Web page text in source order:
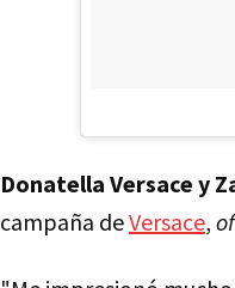
Donatella Versace y
campaña deVersace,